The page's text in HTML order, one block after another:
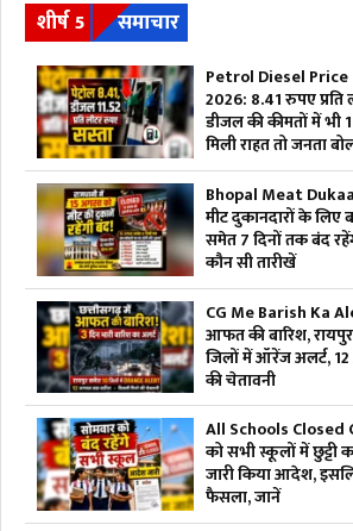
शीर्ष 5 समाचार
Petrol Diesel
2026: 8.41 रुपए प्रति
डीजल की कीमतों में भी
मिली राहत तो जनता
Bhopal Meat
मीट दुकानदारों के
समेत 7 दिनों तक बंद
कौन सी तारीखें
CG Me Barish Ka
आफत की बारिश,
जिलों में ऑरेंज अलर्ट,
की चेतावनी
All Schools Closed
को सभी स्कूलों में छुट्टी
जारी किया आदेश,
फैसला, जानें